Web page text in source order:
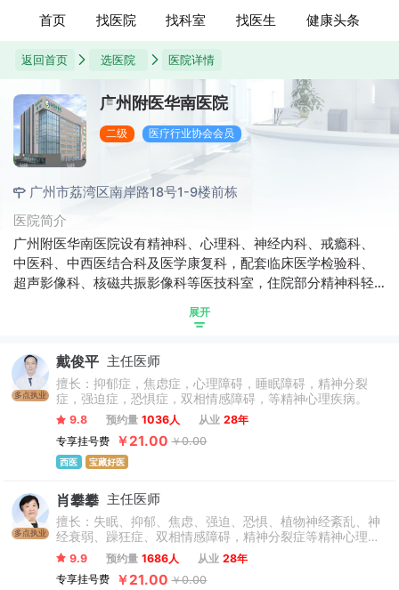
首页 找医院 找科室 找医生 健康头条
返回首页 选医院 医院详情
广州附医华南医院
二级 医疗行业协会会员
广州市荔湾区南岸路18号1-9楼前栋
医院简介
广州附医华南医院设有精神科、心理科、神经内科、戒瘾科、
中医科、中西医结合科及医学康复科，配套临床医学检验科、
超声影像科、核磁共振影像科等医技科室，住院部分精神科轻
是一所以高级人才为核心驱动力的现代化专科医院。医院秉
质的临床服务。
展开
多点执业
戴俊平 主任医师
擅长：抑郁症，焦虑症，心理障碍，睡眠障碍，精神分裂
症，强迫症，恐惧症，双相情感障碍，等精神心理疾病。
9.8 预约量 1036人 从业 28年
专享挂号费
￥21.00 ￥0.00
西医 宝藏好医
多点执业
肖攀攀 主任医师
擅长：失眠、抑郁、焦虑、强迫、恐惧、植物神经紊乱、神
经衰弱、躁狂症、双相情感障碍，精神分裂症等精神心理疾
病。
9.9 预约量 1686人 从业 28年
专享挂号费
￥21.00 ￥0.00